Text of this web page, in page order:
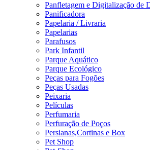
Panfletagem e Digitalização de
Panificadora
Papelaria / Livraria
Papelarias
Parafusos
Park Infantil
Parque Aquático
Parque Ecológico
Peças para Fogões
Peças Usadas
Peixaria
Películas
Perfumaria
Perfuração de Poços
Persianas,Cortinas e Box
Pet Shop